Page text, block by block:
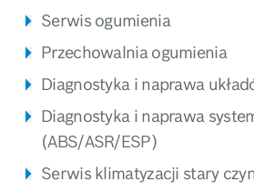
Serwis ogumienia
Przechowalnia ogumienia
Diagnostyka i naprawa
Diagnostyka i naprawa
(ABS/ASR/ESP)
Serwis klimatyzacji stary